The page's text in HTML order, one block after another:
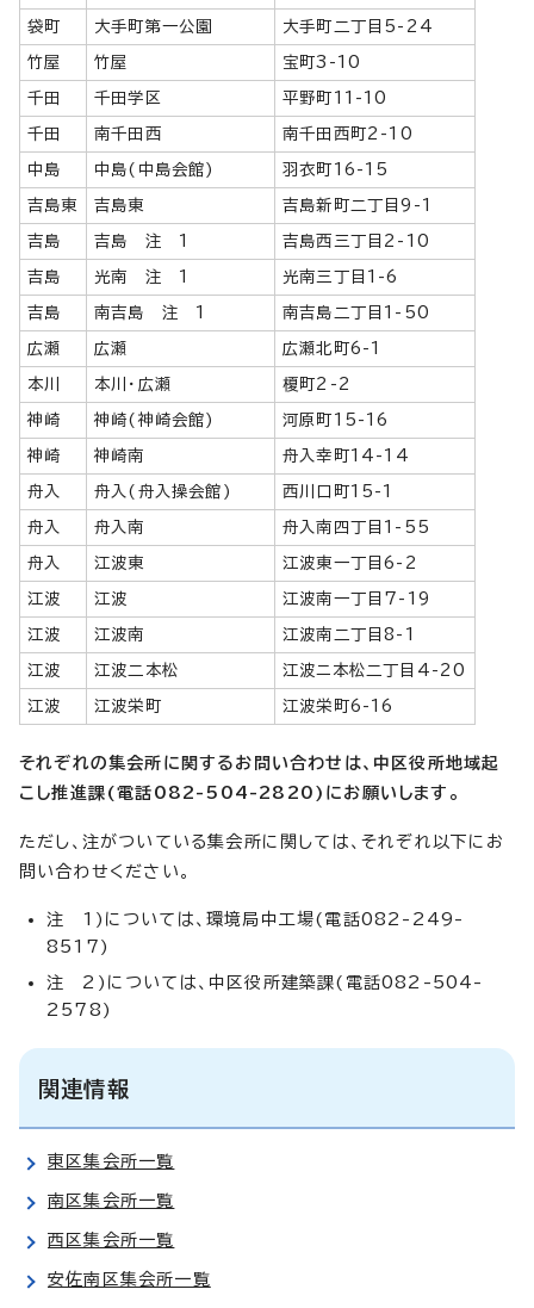
袋町 大手町第一公園 大手町二丁目5-24
竹屋 竹屋 宝町3-10
千田 千田学区 平野町11-10
千田 南千田西 南千田西町2-10
中島 中島(中島会館) 羽衣町16-15
吉島東 吉島東 吉島新町二丁目9-1
吉島 吉島 注 1 吉島西三丁目2-10
吉島 光南 注 1 光南三丁目1-6
吉島 南吉島 注 1 南吉島二丁目1-50
広瀬 広瀬 広瀬北町6-1
本川 本川・広瀬 榎町2-2
神崎 神崎(神崎会館) 河原町15-16
神崎 神崎南 舟入幸町14-14
舟入 舟入(舟入操会館) 西川口町15-1
舟入 舟入南 舟入南四丁目1-55
舟入 江波東 江波東一丁目6-2
江波 江波 江波南一丁目7-19
江波 江波南 江波南二丁目8-1
江波 江波二本松 江波ニ本松二丁目4-20
江波 江波栄町 江波栄町6-16
それぞれの集会所に関するお問い合わせは、中区役所地域起
こし推進課(電話082-504-2820)にお願いします。
ただし、注がついている集会所に関しては、それぞれ以下にお
問い合わせください。
注 1)については、環境局中工場(電話082-249-
8517)
注 2)については、中区役所建築課(電話082-504-
2578)
関連情報
東区集会所一覧
南区集会所一覧
西区集会所一覧
安佐南区集会所一覧